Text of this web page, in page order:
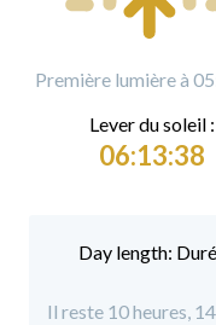
Première lumière à
Lever du soleil :
06:13:38
Il reste 10 heures,